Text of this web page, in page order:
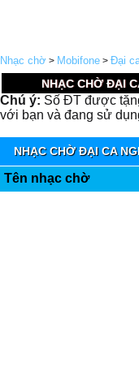
Nhạc chờ > Mobifone > Đại
NHẠC CHỜ ĐẠI
Chú ý: Số ĐT được
với bạn và đang sử
NHẠC CHỜ ĐẠI CA
Tên nhạc chờ